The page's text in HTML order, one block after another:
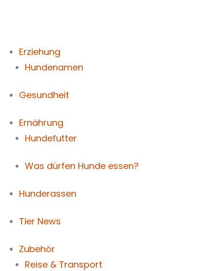
Erziehung
Hundenamen
Gesundheit
Ernährung
Hundefutter
Was dürfen Hunde essen?
Hunderassen
Tier News
Zubehör
Reise & Transport